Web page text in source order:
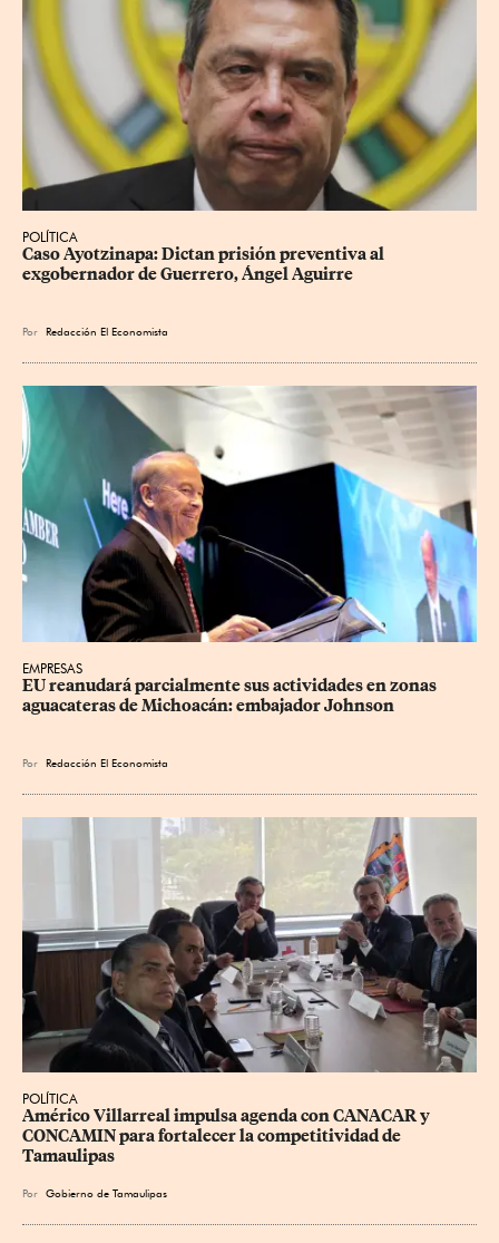
POLÍTICA
Caso Ayotzinapa: Dictan prisión preventiva al
exgobernador de Guerrero, Ángel Aguirre
Por Redacción El Economista
EMPRESAS
EU reanudará parcialmente sus actividades en zonas
aguacateras de Michoacán: embajador Johnson
Por Redacción El Economista
POLÍTICA
Américo Villarreal impulsa agenda con CANACAR y
CONCAMIN para fortalecer la competitividad de
Tamaulipas
Por Gobierno de Tamaulipas